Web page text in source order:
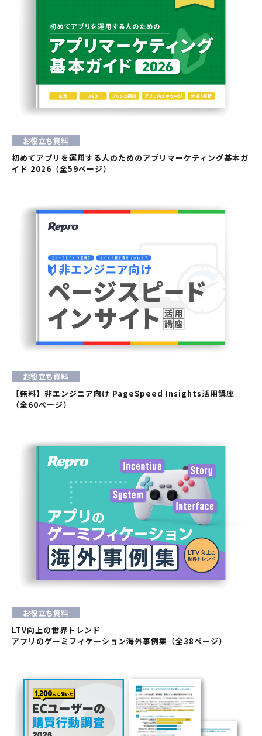
お役立ち資料
初めてアプリを運用する人のためのアプリマーケティング基本ガ
イド 2026（全59ページ）
お役立ち資料
【無料】非エンジニア向け PageSpeed Insights活用講座
（全60ページ）
お役立ち資料
LTV向上の世界トレンド
アプリのゲーミフィケーション海外事例集（全38ページ）